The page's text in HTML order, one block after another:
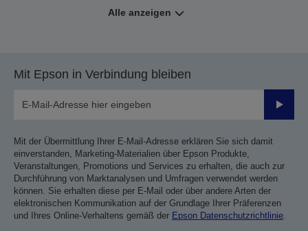
Alle anzeigen
Mit Epson in Verbindung bleiben
Mit der Übermittlung Ihrer E-Mail-Adresse erklären Sie sich damit
einverstanden, Marketing-Materialien über Epson Produkte,
Veranstaltungen, Promotions und Services zu erhalten, die auch zur
Durchführung von Marktanalysen und Umfragen verwendet werden
können. Sie erhalten diese per E-Mail oder über andere Arten der
elektronischen Kommunikation auf der Grundlage Ihrer Präferenzen
und Ihres Online-Verhaltens gemäß der Epson Datenschutzrichtlinie.